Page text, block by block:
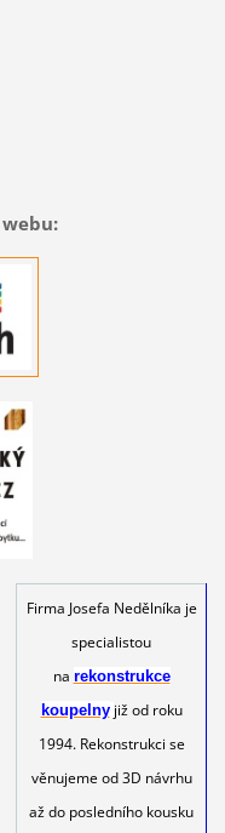
Firma Josefa Nedělníka je
specialistou
na rekonstrukce
koupelny již od roku
1994. Rekonstrukci se
věnujeme od 3D návrhu
až do posledního kousku